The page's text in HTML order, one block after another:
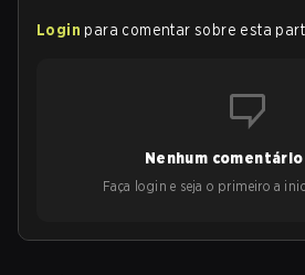
Login para comentar sobre esta
Nenhum
Faça login e seja o primeiro a